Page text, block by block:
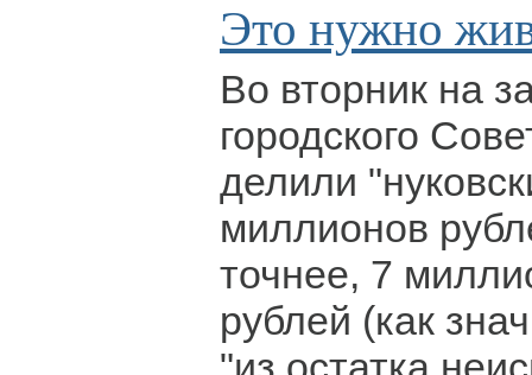
Это нужно
Во вторник на
городского
делили
миллионов
точнее, 7
рублей (как